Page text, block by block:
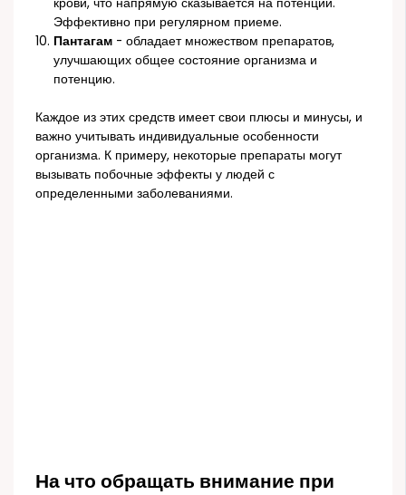
Эффективно при регулярном приеме.
Пантагам - обладает множеством препаратов,
улучшающих общее состояние организма и
потенцию.
Каждое из этих средств имеет свои плюсы и минусы, и
важно учитывать индивидуальные особенности
организма. К примеру, некоторые препараты могут
вызывать побочные эффекты у людей с
определенными заболеваниями.
На что обращать внимание при